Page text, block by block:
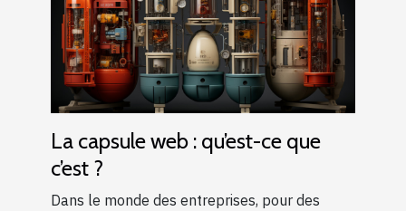
La capsule web : qu’est-ce que
c’est ?
Dans le monde des entreprises, pour des